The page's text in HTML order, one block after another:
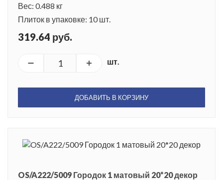
Вес: 0.488 кг
Плиток в упаковке: 10 шт.
319.64 руб.
шт.
ДОБАВИТЬ В КОРЗИНУ
OS/A222/5009 Городок 1 матовый 20*20 декор